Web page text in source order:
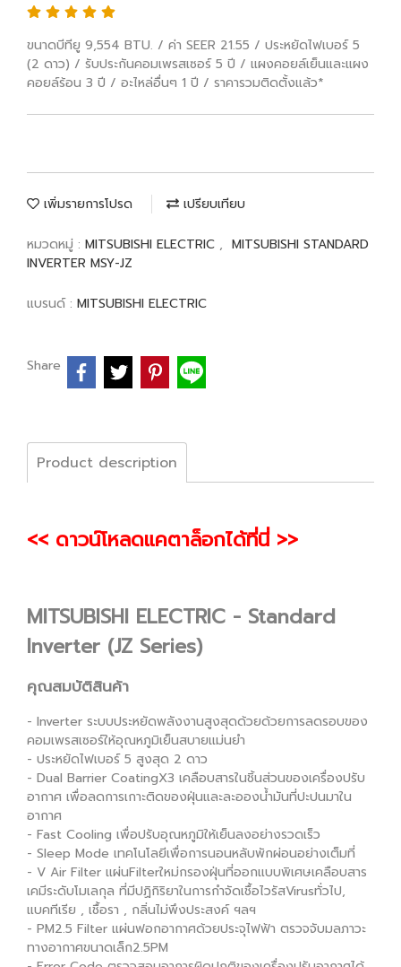
ขนาดบีทียู 9,554 BTU. / ค่า SEER 21.55 / ประหยัดไฟเบอร์ 5
(2 ดาว) / รับประกันคอมเพรสเซอร์ 5 ปี / แผงคอยล์เย็นและแผง
คอยล์ร้อน 3 ปี / อะไหล่อื่นๆ 1 ปี / ราคารวมติดตั้งแล้ว*
เพิ่มรายการโปรด เปรียบเทียบ
หมวดหมู่ : MITSUBISHI ELECTRIC , MITSUBISHI STANDARD
INVERTER MSY-JZ
แบรนด์ : MITSUBISHI ELECTRIC
Share
Product description
<< ดาวน์โหลดแคตาล็อกได้ที่นี่ >>
MITSUBISHI ELECTRIC - Standard
Inverter (JZ Series)
คุณสมบัติสินค้า
- Inverter ระบบประหยัดพลังงานสูงสุดด้วยด้วยการลดรอบของ
คอมเพรสเซอร์ให้อุณหภูมิเย็นสบายแม่นยำ
- ประหยัดไฟเบอร์ 5 สูงสุด 2 ดาว
- Dual Barrier CoatingX3 เคลือบสารในชิ้นส่วนของเครื่องปรับ
อากาศ เพื่อลดการเกาะติดของฝุ่นและละอองน้ำมันที่ปะปนมาใน
อากาศ
- Fast Cooling เพื่อปรับอุณหภูมิให้เย็นลงอย่างรวดเร็ว
- Sleep Mode เทคโนโลยีเพื่อการนอนหลับพักผ่อนอย่างเต็มที่
- V Air Filter แผ่นFilterใหม่กรองฝุ่นที่ออกแบบพิเศษเคลือบสาร
เคมีระดับโมเลกุล ที่มีปฏิกิริยาในการกำจัดเชื้อไวรัสVirusทั่วไป,
แบคทีเรีย , เชื้อรา , กลิ่นไม่พึงประสงค์ ฯลฯ
- PM2.5 Filter แผ่นฟอกอากาศด้วยประจุไฟฟ้า ตรวจจับมลภาวะ
ทางอากาศขนาดเล็ก2.5PM